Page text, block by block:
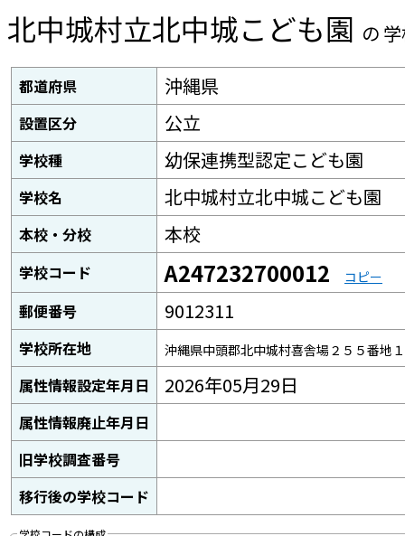
北中城村立北中城こども園 の
都道府県 沖縄県
設置区分 公立
学校種 幼保連携型認定こども園
学校名 北中城村立北中城こども園
本校・分校 本校
学校コード A247232700012 コピー
郵便番号 9012311
学校所在地 沖縄県中頭郡北中城村喜舎場２５５番地１
属性情報設定年月日 2026年05月29日
属性情報廃止年月日
旧学校調査番号
移行後の学校コード